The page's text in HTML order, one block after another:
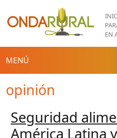
Pasar al contenido principal
EN
MENÚ
opinión
Seguridad
América Latina